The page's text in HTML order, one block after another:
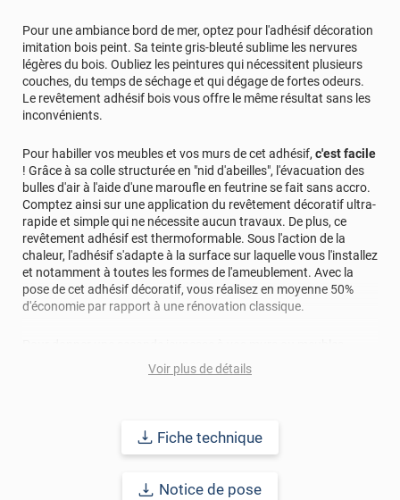
Pour une ambiance bord de mer, optez pour l'adhésif décoration
imitation bois peint. Sa teinte gris-bleuté sublime les nervures
légères du bois. Oubliez les peintures qui nécessitent plusieurs
couches, du temps de séchage et qui dégage de fortes odeurs.
Le revêtement adhésif bois vous offre le même résultat sans les
inconvénients.
Pour habiller vos meubles et vos murs de cet adhésif, c'est facile
! Grâce à sa colle structurée en "nid d'abeilles", l'évacuation des
bulles d'air à l'aide d'une maroufle en feutrine se fait sans accro.
Comptez ainsi sur une application du revêtement décoratif ultra-
rapide et simple qui ne nécessite aucun travaux. De plus, ce
revêtement adhésif est thermoformable. Sous l'action de la
chaleur, l'adhésif s'adapte à la surface sur laquelle vous l'installez
et notamment à toutes les formes de l'ameublement. Avec la
pose de cet adhésif décoratif, vous réalisez en moyenne 50%
d'économie par rapport à une rénovation classique.
comptez sur ce vinyl de haute qualité avec une excellente
résistance à l’eau, à la saleté, à l’abrasion, aux UV et à l’usure.
revêtement peut être installé dans un lieu ouvert public.
écaillage, délamination et jaunissement)
Voir plus de détails
Fiche technique
Notice de pose